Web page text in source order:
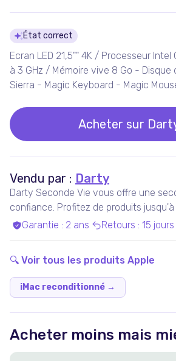
Détails du
État correct
Ecran LED 21,5"" 4K / Processeur
à 3 GHz / Mémoire vive 8 Go - Disque
Sierra - Magic Keyboard - Magic
Acheter sur
Vendu par : Darty
Darty Seconde Vie vous offre une
confiance. Profitez de produits
pris en charge par nos experts
Garantie : 2 ans Retours : 15 jours
🔍 Voir tous les produits Apple
iMac reconditionné →
Acheter moins mais